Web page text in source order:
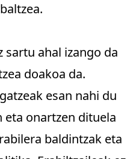
sartu ahal izango da
doakoa da.
esan nahi du
eta onartzen dituela
baldintzak eta